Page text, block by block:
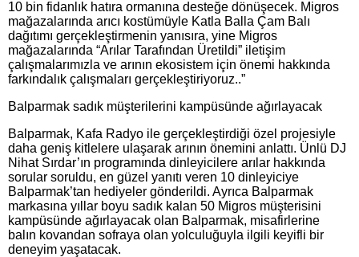
10 bin fidanlık hatıra ormanına desteğe dönüşecek. Migros
mağazalarında arıcı kostümüyle Katla Balla Çam Balı
dağıtımı gerçekleştirmenin yanısıra, yine Migros
mağazalarında “Arılar Tarafından Üretildi” iletişim
çalışmalarımızla ve arının ekosistem için önemi hakkında
farkındalık çalışmaları gerçekleştiriyoruz..”
Balparmak sadık müşterilerini kampüsünde ağırlayacak
Balparmak, Kafa Radyo ile gerçekleştirdiği özel projesiyle
daha geniş kitlelere ulaşarak arının önemini anlattı. Ünlü DJ
Nihat Sırdar’ın programında dinleyicilere arılar hakkında
sorular soruldu, en güzel yanıtı veren 10 dinleyiciye
Balparmak’tan hediyeler gönderildi. Ayrıca Balparmak
markasına yıllar boyu sadık kalan 50 Migros müşterisini
kampüsünde ağırlayacak olan Balparmak, misafirlerine
balın kovandan sofraya olan yolculuğuyla ilgili keyifli bir
deneyim yaşatacak.